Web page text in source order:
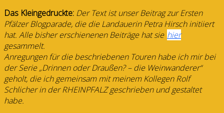
Das Kleingedruckte: Der Text ist unser Beitrag zur Ersten
Pfälzer Blogparade, die die Landauerin Petra Hirsch initiiert
hat. Alle bisher erschienenen Beiträge hat sie hier
gesammelt.
Anregungen für die beschriebenen Touren habe ich mir bei
der Serie „Drinnen oder Draußen? – die Weinwanderer“
geholt, die ich gemeinsam mit meinem Kollegen Rolf
Schlicher in der RHEINPFALZ geschrieben und gestaltet
habe.